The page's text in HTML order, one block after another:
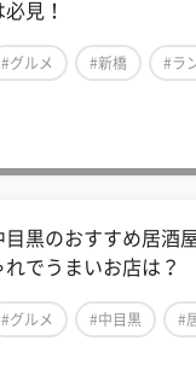
必見！
#グルメ #新橋 #ラ
目黒のおすすめ居酒
れでうまいお店は？
#グルメ #中目黒 #